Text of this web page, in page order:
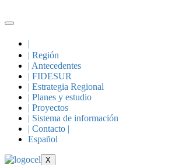
|
| Región
| Antecedentes
| FIDESUR
| Estrategia Regional
| Planes y estudio
| Proyectos
| Sistema de información
| Contacto |
Español
X